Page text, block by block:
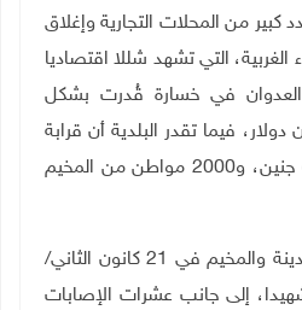
كبير من المحلات التجارية وإغلاق
التي تشهد شللا اقتصاديا
في خسارة قُدرت بشكل
من 300 مليون دولار، فيما تقدر البلدية أن قرابة
4 آلاف مواطن من مدينة جنين، و2000 مواطن من المخيم
ومنذ بدء العدوان على المدينة والمخيم في 21 كانون الثاني/
الماضي، ارتقى 40 شهيدا، إلى جانب عشرات الإصابات